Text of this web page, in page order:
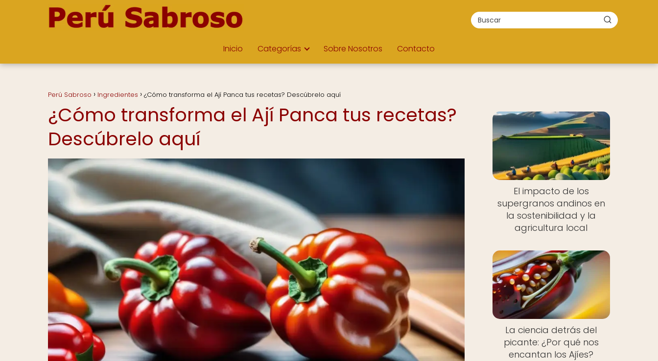
Inicio Categorías Sobre Nosotros Contacto
Perú Sabroso Ingredientes ¿Cómo transforma el Ají Panca tus recetas? Descúbrelo aquí
¿Cómo transforma el Ají Panca tus recetas?
Descúbrelo aquí
El impacto de los
supergranos andinos en
la sostenibilidad y la
agricultura local
La ciencia detrás del
picante: ¿Por qué nos
encantan los Ajíes?